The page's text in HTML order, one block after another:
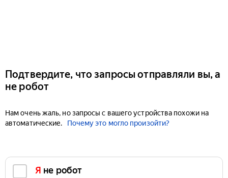
Подтвердите, что запросы отправляли вы, а
не робот
Нам очень жаль, но запросы с вашего устройства похожи на
автоматические.
Почему это могло произойти?
Я не робот